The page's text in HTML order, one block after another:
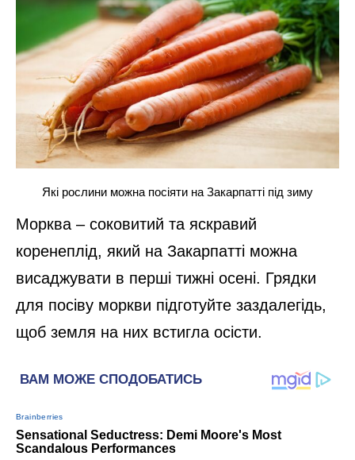
Які рослини можна посіяти на Закарпатті під зиму
Морква – соковитий та яскравий
коренеплід, який на Закарпатті можна
висаджувати в перші тижні осені. Грядки
для посіву моркви підготуйте заздалегідь,
щоб земля на них встигла осісти.